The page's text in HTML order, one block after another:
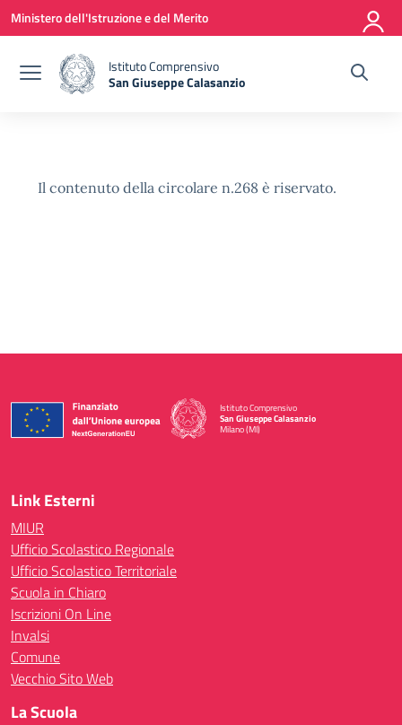
Vai ai contenuti
Vai al menu di navigazione
Vai al footer
Ministero dell'Istruzione e del Merito
Istituto Comprensivo
San Giuseppe Calasanzio
Il contenuto della circolare n.268 è riservato.
Istituto Comprensivo
San Giuseppe Calasanzio
Milano (MI)
— Visita la pagina iniziale della scuola
Link Esterni
MIUR
Ufficio Scolastico Regionale
Ufficio Scolastico Territoriale
Scuola in Chiaro
Iscrizioni On Line
Invalsi
Comune
Vecchio Sito Web
La Scuola